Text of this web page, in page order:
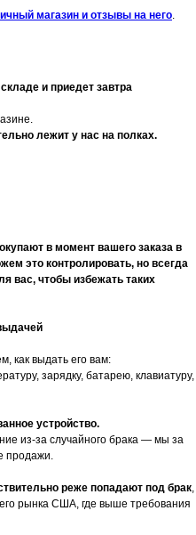
магазин и отзывы на него.
и приедет завтра
лежит у нас на полках.
в момент вашего заказа в
это контролировать, но всегда
вас, чтобы избежать таких
как выдать его вам:
зарядку, батарею, клавиатуру,
устройство.
из-за случайного брака — мы за
продажи.
реже попадают под брак,
рынка США, где выше требования